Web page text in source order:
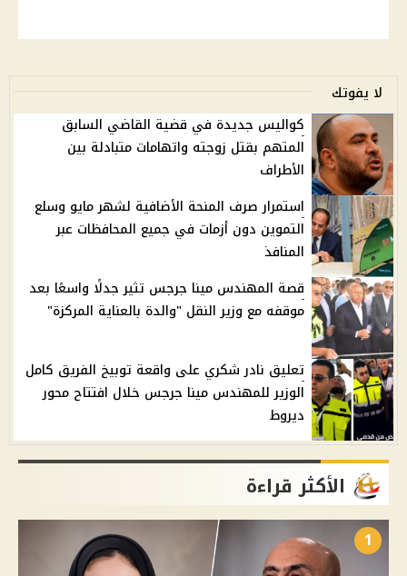
لا يفوتك
كواليس جديدة في قضية القاضي السابق
المتهم بقتل زوجته واتهامات متبادلة بين
الأطراف
استمرار صرف المنحة الأضافية لشهر مايو وسلع
التموين دون أزمات في جميع المحافظات عبر
المنافذ
قصة المهندس مينا جرجس تثير جدلًا واسعًا بعد
موقفه مع وزير النقل "والدة بالعناية المركزة"
تعليق نادر شكري على واقعة توبيخ الفريق كامل
الوزير للمهندس مينا جرجس خلال افتتاح محور
ديروط
الأكثر قراءة
1